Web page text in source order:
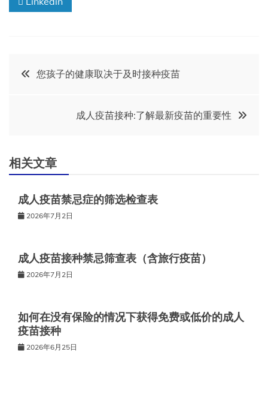
文
航
您孩子的健康取决于及时接种疫苗
成人疫苗接种:了解最新疫苗的重要性
相关文章
成人疫苗禁忌症的筛选检查表
2026年7月2日
成人疫苗接种禁忌筛查表（含旅行疫苗）
2026年7月2日
如何在没有保险的情况下获得免费或低价的成人
疫苗接种
2026年6月25日